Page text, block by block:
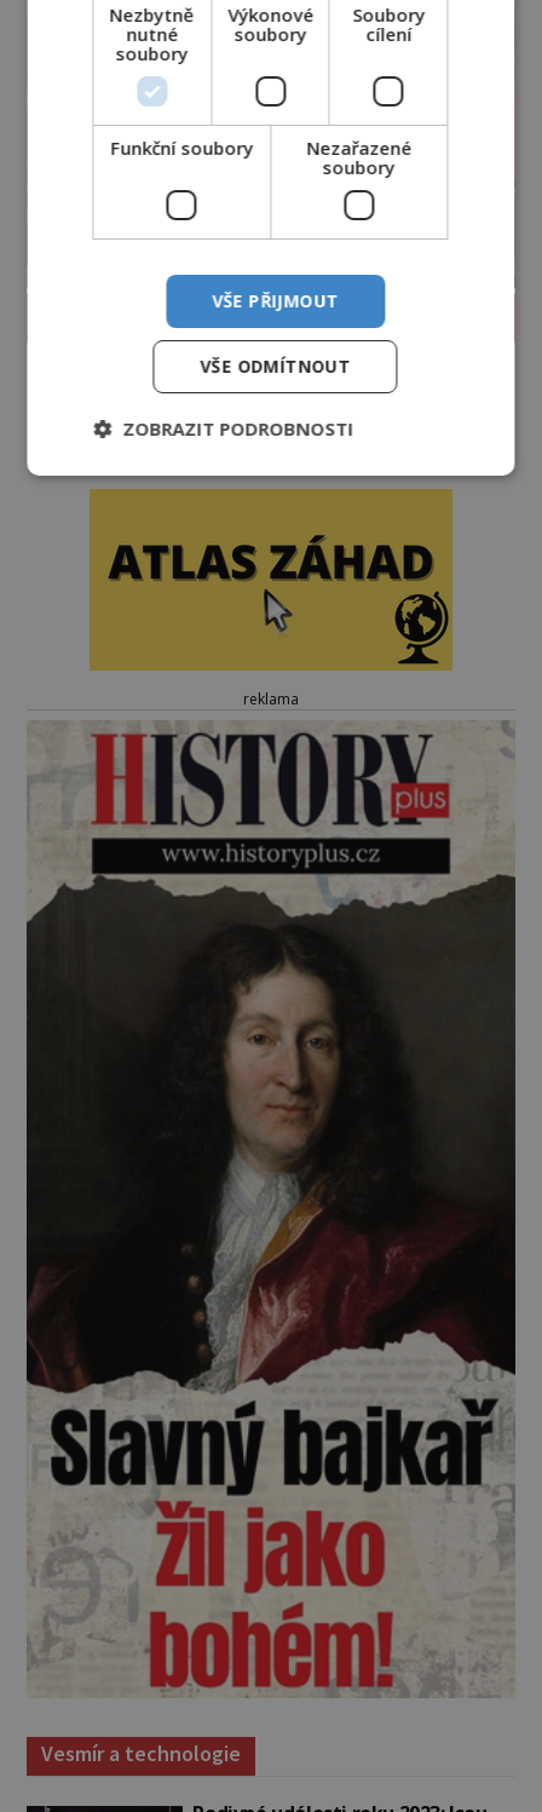
PROLISTOVAT ČASOPIS
reklama
Vesmír a technologie
Nezbytně
nutné
soubory
Výkonové
soubory
Soubory
cílení
Funkční soubory
Nezařazené
soubory
VŠE PŘIJMOUT
VŠE ODMÍTNOUT
ZOBRAZIT PODROBNOSTI